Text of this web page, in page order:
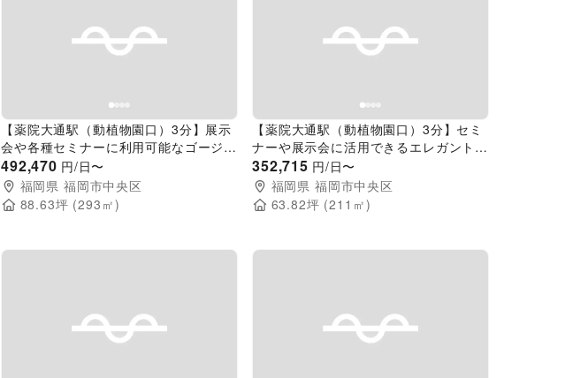
Previous slide
【薬院大通駅（動植物園口）3分】展示
会や各種セミナーに利用可能なゴージャ
スな雰囲気のイベントスペース
492,470 円/日〜
福岡県 福岡市中央区
88.63坪 (293 ㎡)
Previous slide
【薬院大通駅（動植物園口）3分】セミ
ナーや展示会に活用できるエレガントな
イベントスペース
352,715 円/日〜
福岡県 福岡市中央区
63.82坪 (211 ㎡)
Previous slide Previous slide